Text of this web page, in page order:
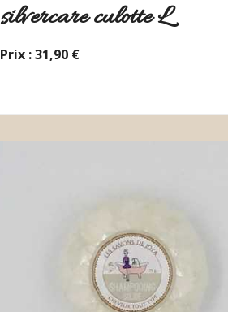
silvercare culotte L
Prix : 31,90 €